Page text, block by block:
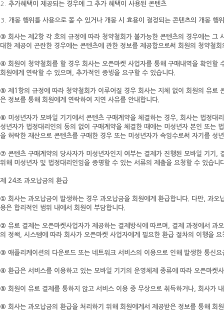
추가혜택이 제공되는 경우에 그 추가 혜택이 사용된 콘텐츠
개봉 행위를 사용으로 볼 수 있거나 개봉 시 효용이 결정되는 콘텐츠의 개봉 행
③ 회사는 제2항 각 호의 규정에 따라 청약철회가 불가능한 콘텐츠의 경우에는 그
대한 제공이 곤란한 경우에는 콘텐츠에 관한 정보를 제공함으로써 회원의 청약철
④ 회원이 청약철회를 할 경우 회사는 오픈마켓 사업자를 통해 구매내역을 확인할
회원에게 연락할 수 있으며, 추가적인 증빙을 요구할 수 있습니다.
⑤ 제1항의 규정에 따라 청약철회가 이루어질 경우 회사는 지체 없이 회원의 유료
은 정보를 통해 회원에게 연락하여 지연 사유를 안내합니다.
⑥ 미성년자가 모바일 기기에서 콘텐츠 구매계약을 체결하는 경우, 회사는 법정대
성년자가 법정대리인의 동의 없이 구매계약을 체결한 때에는 미성년자 본인 또는
을 허락한 재산으로 콘텐츠를 구매한 경우 또는 미성년자가 속임수로써 자기를
⑦ 콘텐츠 구매계약의 당사자가 미성년자인지 여부는 결제가 진행된 모바일 기기,
위해 미성년자 및 법정대리인임을 증명할 수 있는 서류의 제출을 요청할 수 있습니
제 24조 과오납금의 환급
① 회사는 과오납금이 발생하는 경우 과오납금을 회원에게 환급합니다. 다만, 과
용은 합리적인 범위 내에서 회원이 부담합니다.
② 유료 결제는 오픈마켓사업자가 제공하는 결제방식에 따르며, 결제 과정에서 과
의 정책, 시스템에 따라 회사가 오픈마켓 사업자에게 필요한 환급 절차의 이행을 요
③ 애플리케이션의 다운로드 또는 네트워크 서비스의 이용으로 인해 발생한 통신
④ 환급은 서비스를 이용하고 있는 모바일 기기의 운영체제 종류에 따라 오픈마켓
⑤ 회원이 유료 결제를 통하지 않고 서비스 이용 중 무상으로 취득하거나, 회사가
⑥ 회사는 과오납금의 환급을 처리하기 위해 회원에게서 제공받은 정보를 통해 회